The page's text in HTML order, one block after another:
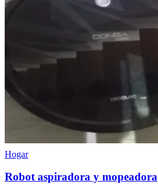
Hogar
Robot aspiradora y mopeadora